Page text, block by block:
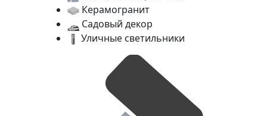
Керамогранит
Садовый декор
Уличные светильники